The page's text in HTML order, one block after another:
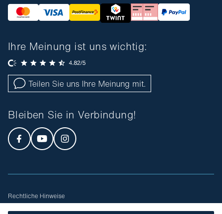
Ihre Meinung ist uns wichtig:
Teilen Sie uns Ihre Meinung mit.
Bleiben Sie in Verbindung!
Rechtliche Hinweise